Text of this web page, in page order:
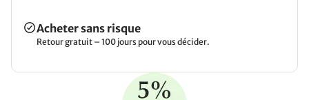
Acheter sans risque
Retour gratuit – 100 jours pour vous décider.